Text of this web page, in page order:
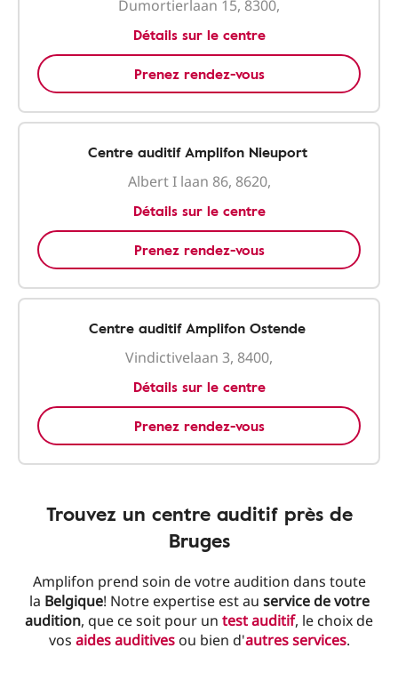
Dumortierlaan 15, 8300,
Détails sur le centre
Prenez rendez-vous
Centre auditif Amplifon Nieuport
Albert I laan 86, 8620,
Détails sur le centre
Prenez rendez-vous
Centre auditif Amplifon Ostende
Vindictivelaan 3, 8400,
Détails sur le centre
Prenez rendez-vous
Trouvez un centre auditif près de
Bruges
Amplifon prend soin de votre audition dans toute
la Belgique! Notre expertise est au service de votre
audition, que ce soit pour un test auditif, le choix de
vos aides auditivesou bien d'autres services.